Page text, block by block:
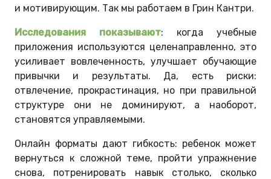
и мотивирующим. Так мы работаем в Грин Кантри.
Исследования показывают: когда учебные
приложения используются целенаправленно, это
усиливает вовлеченность, улучшает обучающие
привычки и результаты. Да, есть риски:
отвлечение, прокрастинация, но при правильной
структуре они не доминируют, а наоборот,
становятся управляемыми.
Онлайн форматы дают гибкость: ребенок может
вернуться к сложной теме, пройти упражнение
снова, потренировать навык столько, сколько